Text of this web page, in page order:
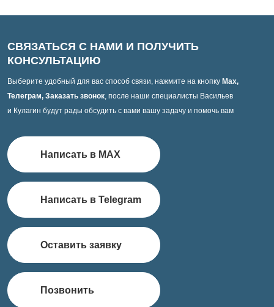
СВЯЗАТЬСЯ С НАМИ И ПОЛУЧИТЬ
КОНСУЛЬТАЦИЮ
Выберите удобный для вас способ связи, нажмите на кнопку Max,
Телеграм, Заказать звонок, после наши специалисты Васильев
и Кулагин будут рады обсудить с вами вашу задачу и помочь вам
Написать в MAX
Написать в Telegram
Оставить заявку
Позвонить